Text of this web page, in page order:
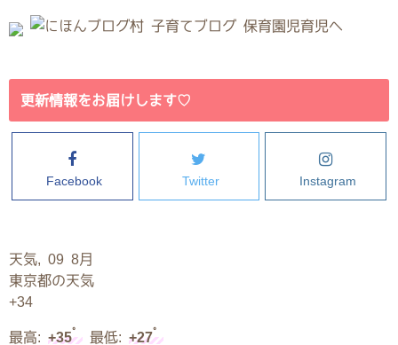
更新情報をお届けします♡
Facebook Twitter Instagram
天気, 09 8月
東京都の天気
+34
最高: +35° 最低: +27°